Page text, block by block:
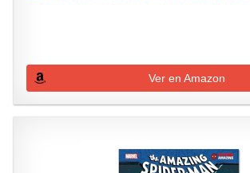
Ver en Amazon